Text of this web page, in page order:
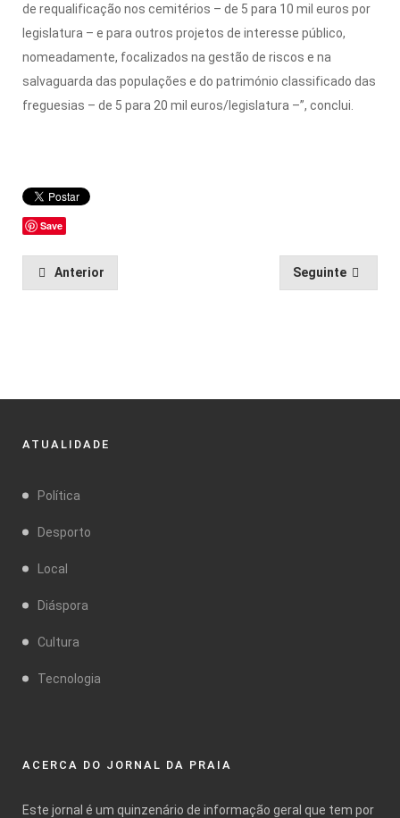
de requalificação nos cemitérios – de 5 para 10 mil euros por
legislatura – e para outros projetos de interesse público,
nomeadamente, focalizados na gestão de riscos e na
salvaguarda das populações e do património classificado das
freguesias – de 5 para 20 mil euros/legislatura –”, conclui.
Save
Anterior Seguinte
ATUALIDADE
Política
Desporto
Local
Diáspora
Cultura
Tecnologia
ACERCA DO JORNAL DA PRAIA
Este jornal é um quinzenário de informação geral que tem por